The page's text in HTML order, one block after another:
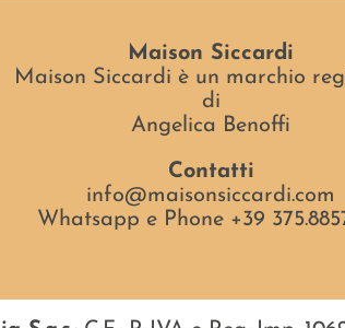
Maison Siccardi
Maison Siccardi è un marchio
di
Angelica Benoffi
Contatti
info@maisonsiccardi.com
Whatsapp e Phone +39